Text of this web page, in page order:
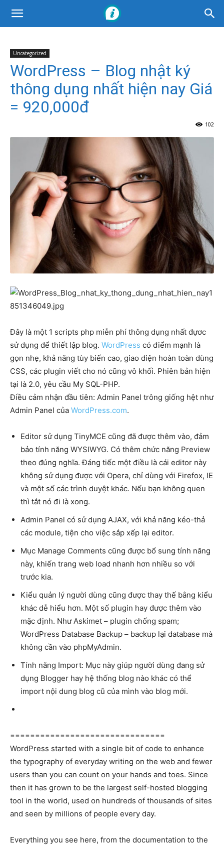
Uncategorized
WordPress – Blog nhật ký
thông dụng nhất hiện nay Giá
= 920,000đ
102
Đây là một 1 scripts php miễn phí thông dụng nhất đựơc
sử dụng để thiết lập blog. WordPress có điểm mạnh là
gọn nhẹ, khả năng tùy biến cao, giao diện hoàn toàn dùng
CSS, các plugin viết cho nó cũng vô khối. Phiên bản hiện
tại là 2.0, yêu cầu My SQL-PHP.
Điều cảm nhận đầu tiên: Admin Panel trông giống hệt như
Admin Panel của WordPress.com.
Editor sử dụng TinyMCE cũng đã được thêm vào, đảm
bảo tính năng WYSIWYG. Có thêm chức năng Preview
theo đúng nghĩa. Đáng tiếc một điều là cái editor này
không sử dụng được với Opera, chỉ dùng với Firefox, IE
và một số các trình duyệt khác. Nếu bạn không quen
thì tắt nó đi là xong.
Admin Panel có sử dụng AJAX, với khả năng kéo-thả
các module, tiện cho việc sắp xếp lại editor.
Mục Manage Comments cũng được bổ sung tính năng
này, khiến trang web load nhanh hơn nhiều so với
trước kia.
Kiểu quản lý người dùng cũng được thay thế bằng kiểu
khác dễ hiểu hơn. Một số plugin hay được thêm vào
mặc định. Như Askimet – plugin chống spam;
WordPress Database Backup – backup lại database mà
không cần vào phpMyAdmin.
Tính năng Import: Mục này giúp người dùng đang sử
dụng Blogger hay hệ thống blog nào khác có thể
import nội dung blog cũ của mình vào blog mới.
===============================
WordPress started with a single bit of code to enhance
the typography of everyday writing on the web and fewer
users than you can count on your hands and toes. Since
then it has grown to be the largest self-hosted blogging
tool in the world, used on hundreds of thousands of sites
and seen by millions of people every day.
Everything you see here, from the documentation to the